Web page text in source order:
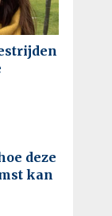
deze
kan